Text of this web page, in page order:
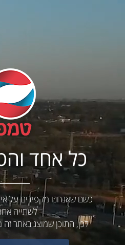
כל אחד
כשם שאנחנו מקפידים על
לשתייה
לכן, התוכן שמוצג באתר זה מוגבל